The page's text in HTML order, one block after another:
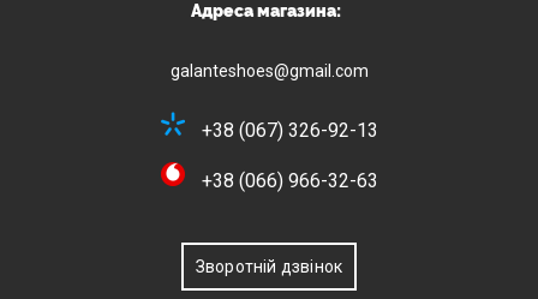
Адреса магазина:
galanteshoes@gmail.com
+38 (067) 326-92-13
+38 (066) 966-32-63
Зворотній дзвінок